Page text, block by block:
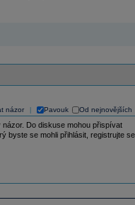
názor Pavouk Od nejnovějších
Do diskuse mohou přispívat
byste se mohli přihlásit, registrujte se